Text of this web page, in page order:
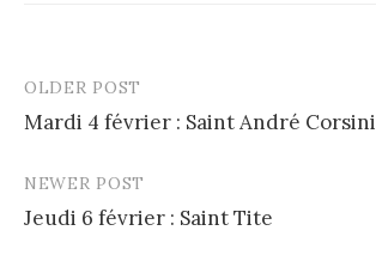
Post
navigation
OLDER POST
Mardi 4 février : Saint André Corsini
NEWER POST
Jeudi 6 février : Saint Tite